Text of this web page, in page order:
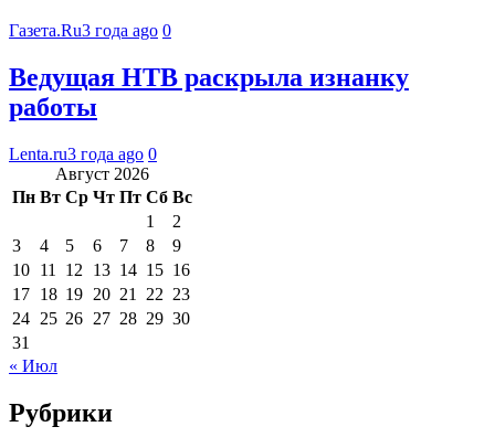
Газета.Ru3 года ago 0
Ведущая НТВ раскрыла изнанку
работы
Lenta.ru3 года ago 0
Август 2026
Пн Вт Ср Чт Пт Сб Вс
1
2
3
4 5 6 7 8
9
10 11 12 13 14 15 16
17 18 19 20 21 22 23
24 25 26 27 28 29 30
31
« Июл
Рубрики